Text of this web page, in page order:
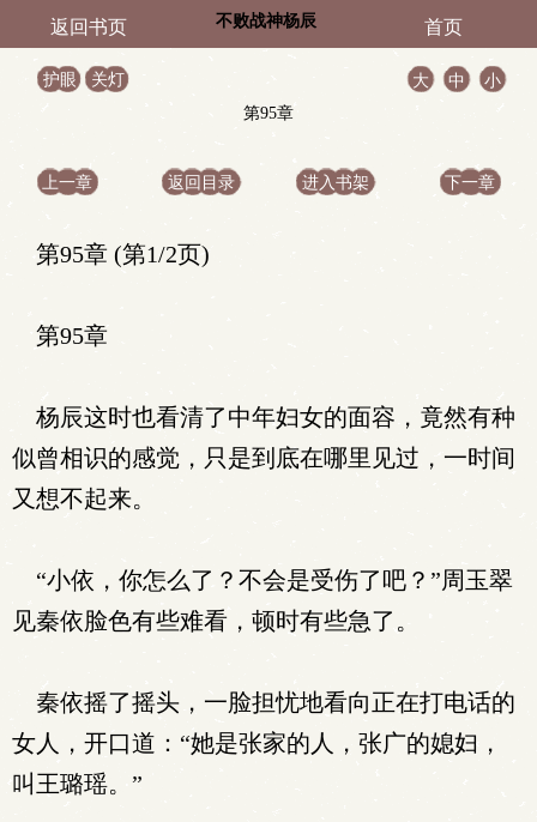
返回书页 不败战神杨辰 首页
护眼 关灯 大 中
小
第95章
上一章 返回目录 进入书架 下一章
第95章 (第1/2页)
第95章
杨辰这时也看清了中年妇女的面容，竟然有种
似曾相识的感觉，只是到底在哪里见过，一时间
又想不起来。
“小依，你怎么了？不会是受伤了吧？”周玉翠
见秦依脸色有些难看，顿时有些急了。
秦依摇了摇头，一脸担忧地看向正在打电话的
女人，开口道：“她是张家的人，张广的媳妇，
叫王璐瑶。”